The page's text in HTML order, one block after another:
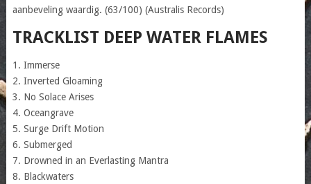
aanbeveling waardig. (63/100) (Australis Records)
TRACKLIST DEEP WATER FLAMES
1. Immerse
2. Inverted Gloaming
3. No Solace Arises
4. Oceangrave
5. Surge Drift Motion
6. Submerged
7. Drowned in an Everlasting Mantra
8. Blackwaters